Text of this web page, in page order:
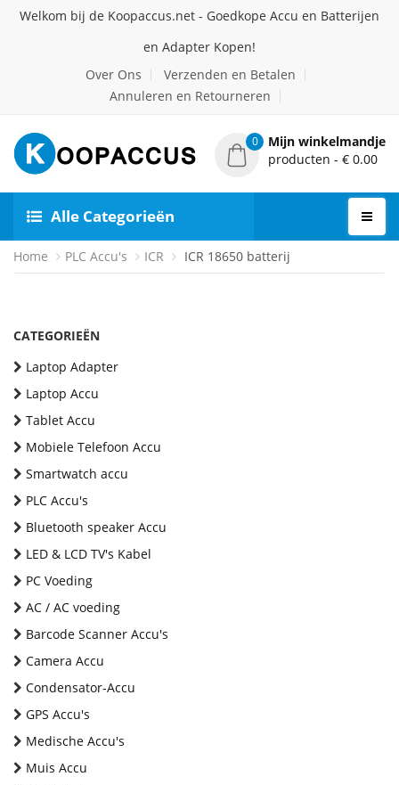
Welkom bij de Koopaccus.net - Goedkope Accu en Batterijen
en Adapter Kopen!
Over Ons
Verzenden en Betalen
Annuleren en Retourneren
0
Mijn winkelmandje
producten - € 0.00
Alle Categorieën
Home PLC Accu's ICR ICR 18650 batterij
CATEGORIEËN
Laptop Adapter
Laptop Accu
Tablet Accu
Mobiele Telefoon Accu
Smartwatch accu
PLC Accu's
Bluetooth speaker Accu
LED & LCD TV's Kabel
PC Voeding
AC / AC voeding
Barcode Scanner Accu's
Camera Accu
Condensator-Accu
GPS Accu's
Medische Accu's
Muis Accu